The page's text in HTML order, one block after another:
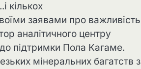
кількох
заявами про важливість
аналітичного центру
підтримки Пола Кагаме.
мінеральних багатств з